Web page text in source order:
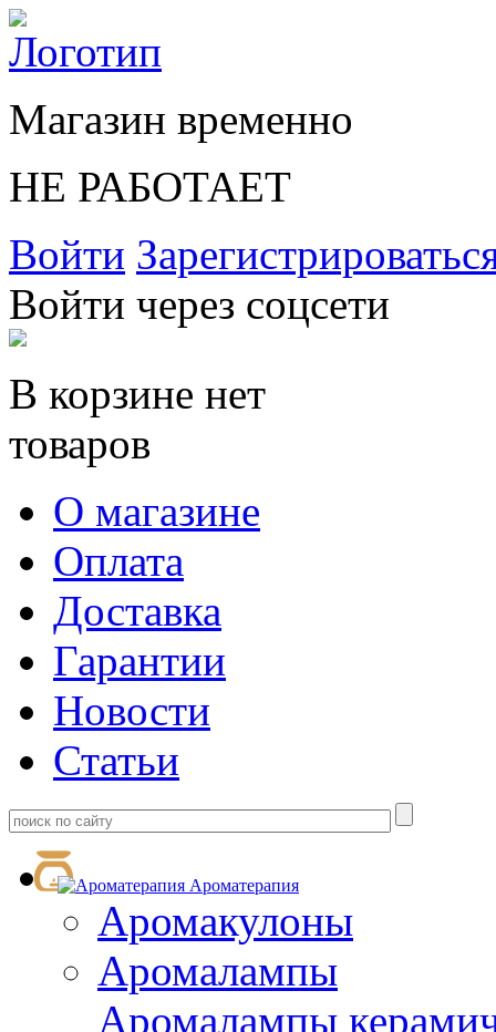
Магазин временно
НЕ РАБОТАЕТ
Войти
Войти через соцсети
В корзине нет
товаров
О магазине
Оплата
Доставка
Гарантии
Новости
Статьи
Ароматерапия
Аромакулоны
Аромалампы
Aромалампы